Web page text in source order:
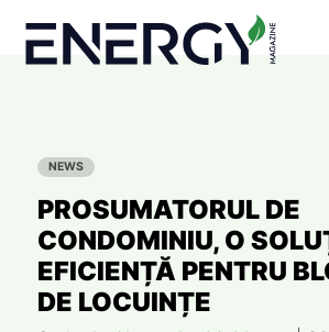
content
NEWS
PROSUMATORUL DE
CONDOMINIU, O
EFICIENȚĂ PENTRU
DE LOCUINȚE